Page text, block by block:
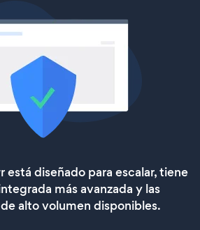
está diseñado para escalar, tiene
más avanzada y las
alto volumen disponibles.